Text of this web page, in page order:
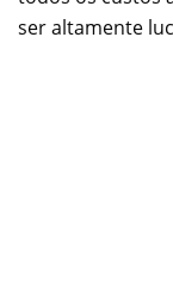
ser altamente